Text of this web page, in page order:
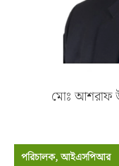
মোঃ আশরাফ
পরিচালক, আইএসপিআর